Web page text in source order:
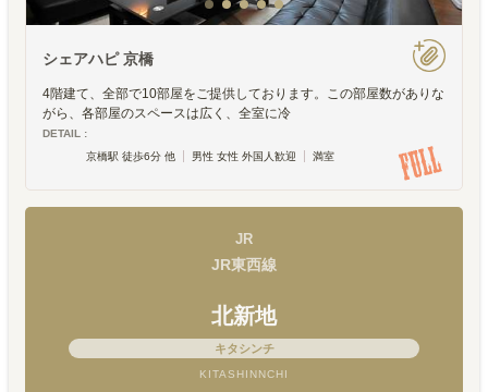
シェアハピ 京橋
4階建て、全部で10部屋をご提供しております。この部屋数がありな
がら、各部屋のスペースは広く、全室に冷
DETAIL :
京橋駅 徒歩6分 他
男性 女性 外国人歓迎 満室
JR
JR東西線
北新地
キタシンチ
KITASHINNCHI